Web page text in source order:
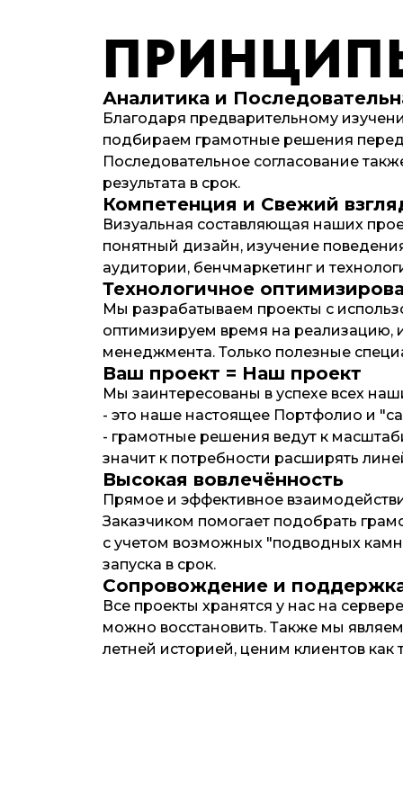
Аналитика и
Благодаря предварительному
подбираем грамотные решения
Последовательное согласование
результата в срок.
Компетенция и Свежий
Визуальная составляющая наших
понятный дизайн, изучение
аудитории, бенчмаркетинг и
Технологичное
Мы разрабатываем проекты с
оптимизируем время на реализацию,
менеджмента. Только полезные
Ваш проект = Наш проект
Мы заинтересованы в успехе всех
- это наше настоящее Портфолио и
- грамотные решения ведут к
значит к потребности расширять
Высокая вовлечённость
Прямое и эффективное
Заказчиком помогает подобрать
с учетом возможных "подводных
запуска в срок.
Сопровождение и
Все проекты хранятся у нас на
можно восстановить. Также мы
летней историей, ценим клиентов как